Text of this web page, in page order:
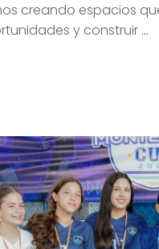
creando espacios
y construir …